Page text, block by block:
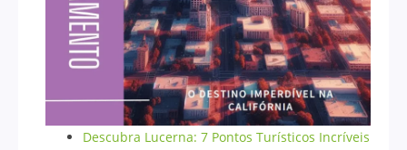
Descubra Lucerna: 7 Pontos Turísticos Incríveis